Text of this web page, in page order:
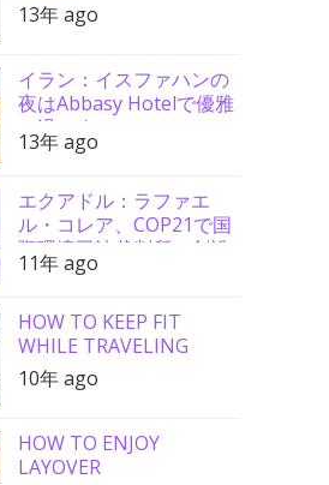
13年 ago
イラン：イスファハンの
夜はAbbasy Hotelで優雅
に過ごす
13年 ago
エクアドル：ラファエ
ル・コレア、COP21で国
際環境司法裁判所の創設
を要請
11年 ago
HOW TO KEEP FIT
WHILE TRAVELING
10年 ago
HOW TO ENJOY
LAYOVER